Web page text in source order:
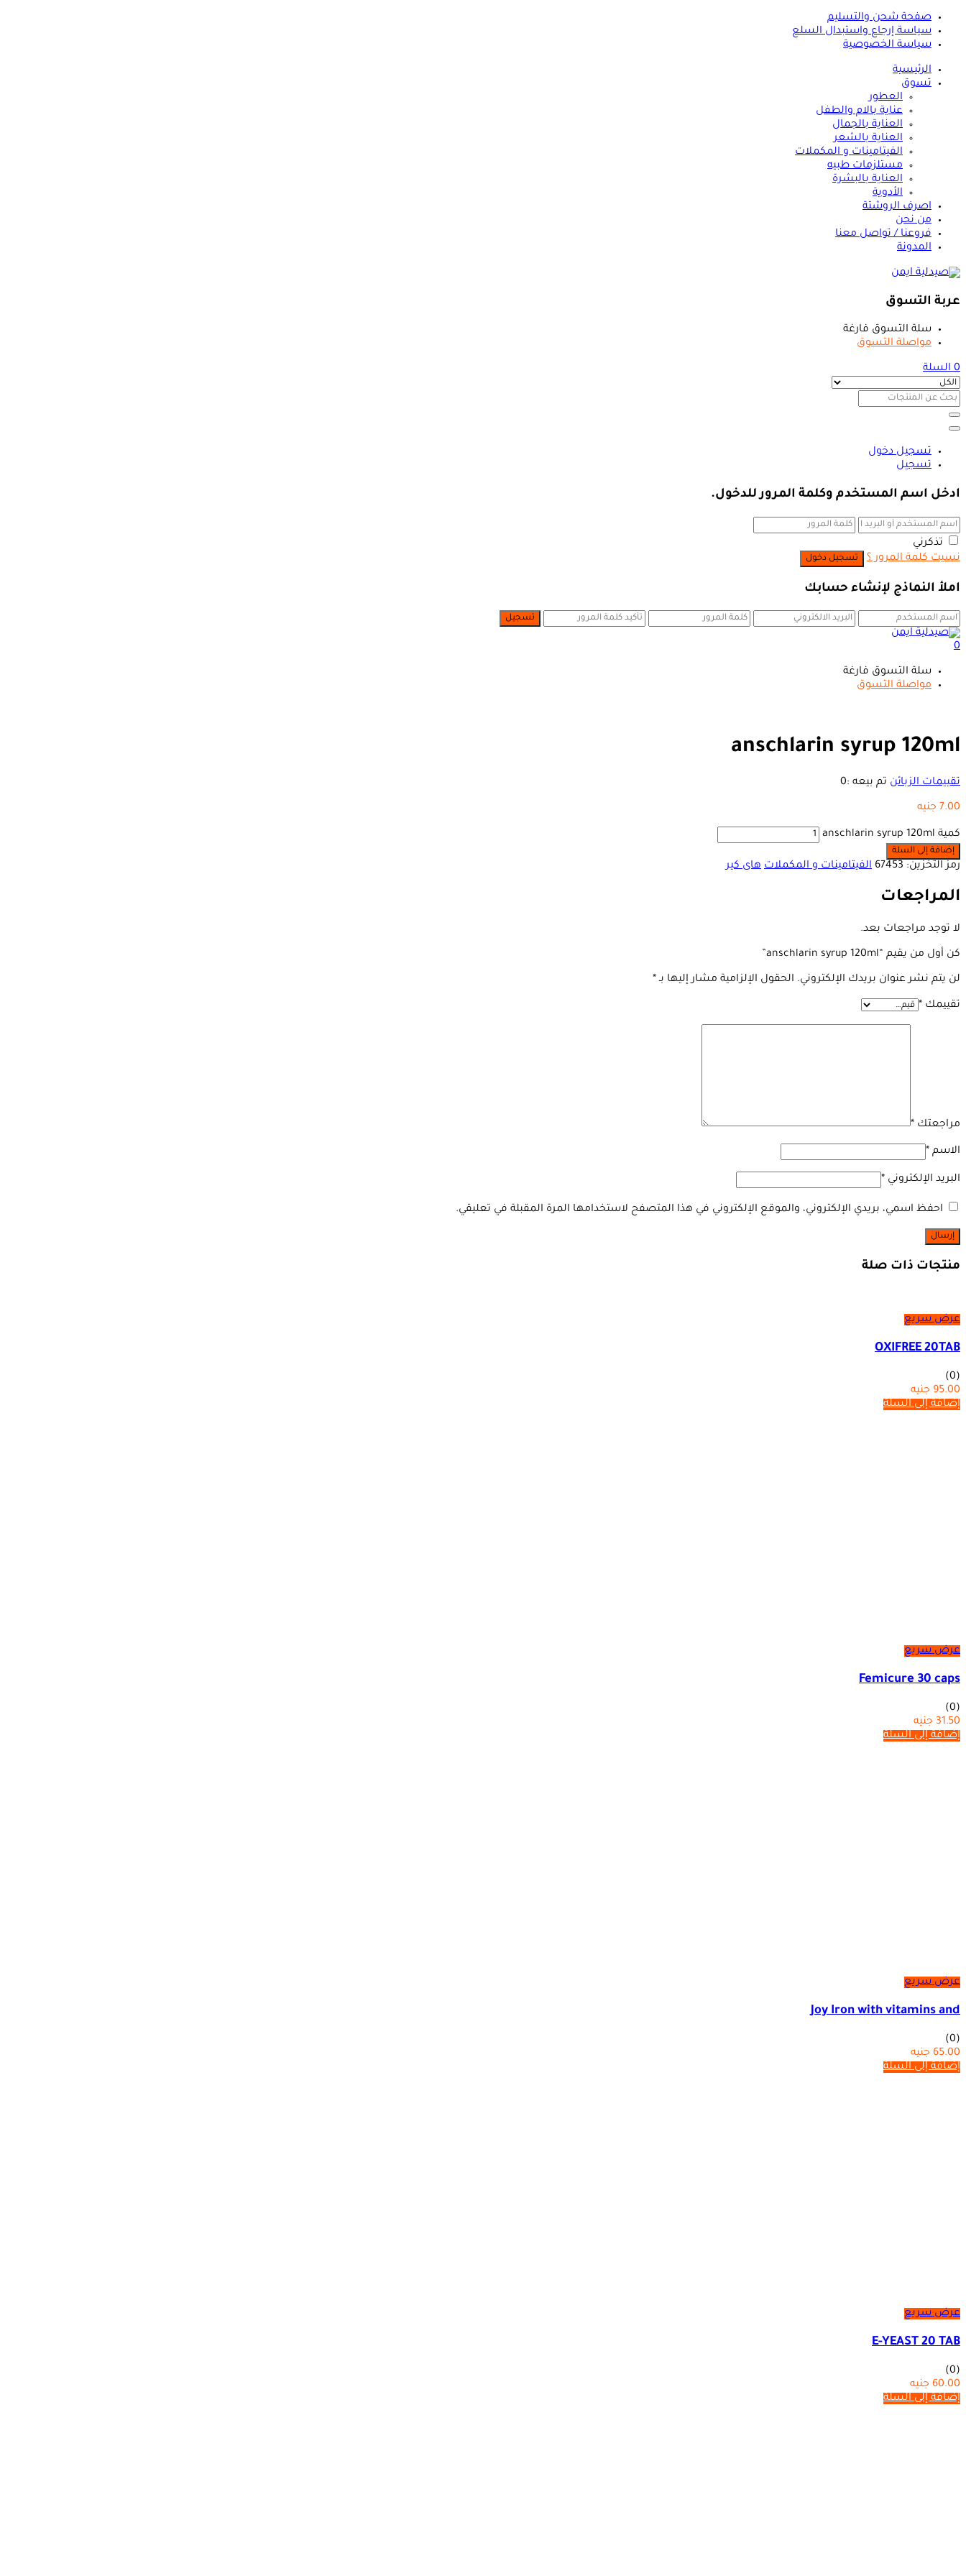
صفحة شحن والتسليم
سياسة إرجاع واستبدال السلع
سياسة الخصوصية
الرئيسية
تسوق
العطور
عناية بالام والطفل
العناية بالجمال
العناية بالشعر
الفيتامينات و المكملات
مستلزمات طبيه
العناية بالبشرة
الأدوية
اصرف الروشتة
من نحن
فروعنا / تواصل معنا
المدونة
عربة التسوق
سلة التسوق فارغة
مواصلة التسوق
0 السلة
تسجيل دخول
تسجيل
ادخل اسم المستخدم وكلمة المرور للدخول.
تذكرني
نسيت كلمة المرور ؟
املأ النماذج لإنشاء حسابك
0
سلة التسوق فارغة
مواصلة التسوق
anschlarin syrup 120ml
تقييمات الزبائن تم بيعه :0
7.00 جنيه
كمية anschlarin syrup 120ml
إضافة إلى السلة
رمز التخزين: 67453 الفيتامينات و المكملات هاى كير
المراجعات
لا توجد مراجعات بعد.
كن أول من يقيم “anschlarin syrup 120ml”
لن يتم نشر عنوان بريدك الإلكتروني. الحقول الإلزامية مشار إليها بـ*
تقييمك *
مراجعتك *
الاسم *
البريد الإلكتروني *
احفظ اسمي، بريدي الإلكتروني، والموقع الإلكتروني في هذا المتصفح لاستخدامها المرة المقبلة في تعليقي.
منتجات ذات صلة
عرض سريع
OXIFREE 20TAB
(0)
95.00 جنيه
إضافة إلى السلة
عرض سريع
Femicure 30 caps
(0)
31.50 جنيه
إضافة إلى السلة
عرض سريع
Joy Iron with vitamins and
(0)
65.00 جنيه
إضافة إلى السلة
عرض سريع
E-YEAST 20 TAB
(0)
60.00 جنيه
إضافة إلى السلة